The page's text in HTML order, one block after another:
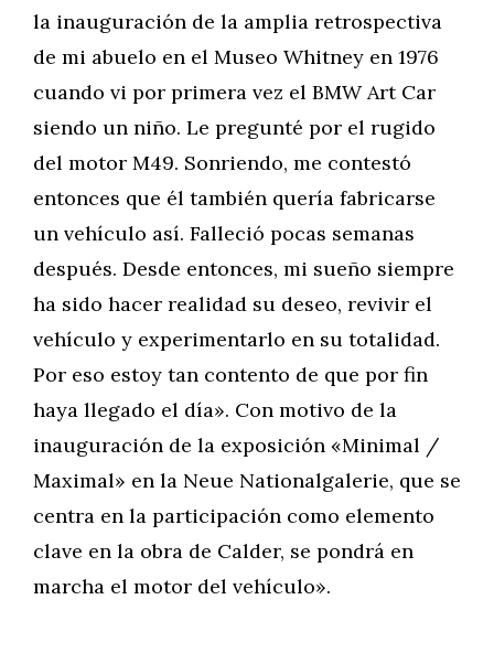
la inauguración de la amplia retrospectiva
de mi abuelo en el Museo Whitney en 1976
cuando vi por primera vez el BMW Art Car
siendo un niño. Le pregunté por el rugido
del motor M49. Sonriendo, me contestó
entonces que él también quería fabricarse
un vehículo así. Falleció pocas semanas
después. Desde entonces, mi sueño siempre
ha sido hacer realidad su deseo, revivir el
vehículo y experimentarlo en su totalidad.
Por eso estoy tan contento de que por fin
haya llegado el día». Con motivo de la
inauguración de la exposición «Minimal /
Maximal» en la Neue Nationalgalerie, que se
centra en la participación como elemento
clave en la obra de Calder, se pondrá en
marcha el motor del vehículo».